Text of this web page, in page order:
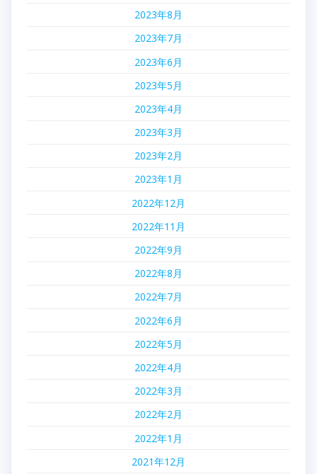
2023年8月
2023年7月
2023年6月
2023年5月
2023年4月
2023年3月
2023年2月
2023年1月
2022年12月
2022年11月
2022年9月
2022年8月
2022年7月
2022年6月
2022年5月
2022年4月
2022年3月
2022年2月
2022年1月
2021年12月